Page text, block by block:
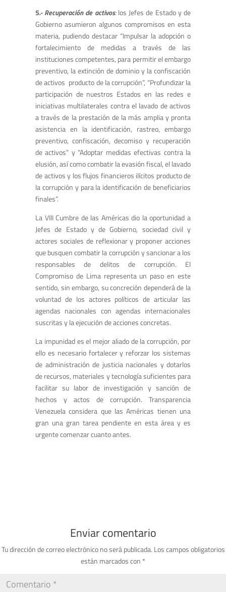
5.- Recuperación de activos:los Jefes de Estado y de
Gobierno asumieron algunos compromisos en esta
materia, pudiendo destacar “Impulsar la adopción o
fortalecimiento de medidas a través de las
instituciones competentes, para permitir el embargo
preventivo, la extinción de dominio y la confiscación
de activos producto de la corrupción”, “Profundizar la
participación de nuestros Estados en las redes e
iniciativas multilaterales contra el lavado de activos
a través de la prestación de la más amplia y pronta
asistencia en la identificación, rastreo, embargo
preventivo, confiscación, decomiso y recuperación
de activos” y “Adoptar medidas efectivas contra la
elusión, así como combatir la evasión fiscal, el lavado
de activos y los flujos financieros ilícitos producto de
la corrupción y para la identificación de beneficiarios
finales”.
La VIII Cumbre de las Américas dio la oportunidad a
Jefes de Estado y de Gobierno, sociedad civil y
actores sociales de reflexionar y proponer acciones
que busquen combatir la corrupción y sancionar a los
responsables de delitos de corrupción. El
Compromiso de Lima representa un paso en este
sentido, sin embargo, su concreción dependerá de la
voluntad de los actores políticos de articular las
agendas nacionales con agendas internacionales
suscritas y la ejecución de acciones concretas.
La impunidad es el mejor aliado de la corrupción, por
ello es necesario fortalecer y reforzar los sistemas
de administración de justicia nacionales y dotarlos
de recursos, materiales y tecnología suficientes para
facilitar su labor de investigación y sanción de
hechos y actos de corrupción. Transparencia
Venezuela considera que las Américas tienen una
gran una gran tarea pendiente en esta área y es
urgente comenzar cuanto antes.
Enviar comentario
Tu dirección de correo electrónico no será publicada. Los campos obligatorios
están marcados con *